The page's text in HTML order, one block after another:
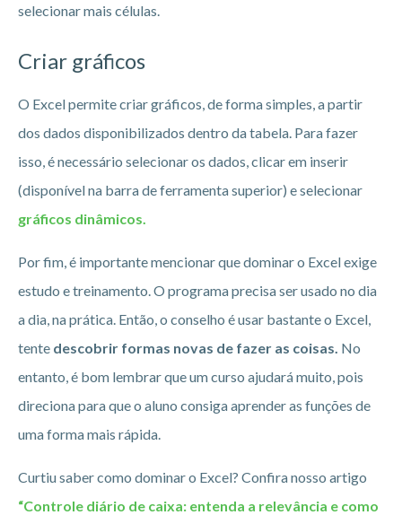
selecionar mais células.
Criar gráficos
O Excel permite criar gráficos, de forma simples, a partir
dos dados disponibilizados dentro da tabela. Para fazer
isso, é necessário selecionar os dados, clicar em inserir
(disponível na barra de ferramenta superior) e selecionar
gráficos dinâmicos.
Por fim, é importante mencionar que dominar o Excel exige
estudo e treinamento. O programa precisa ser usado no dia
a dia, na prática. Então, o conselho é usar bastante o Excel,
tente descobrir formas novas de fazer as coisas. No
entanto, é bom lembrar que um curso ajudará muito, pois
direciona para que o aluno consiga aprender as funções de
uma forma mais rápida.
Curtiu saber como dominar o Excel? Confira nosso artigo
“Controle diário de caixa: entenda a relevância e como